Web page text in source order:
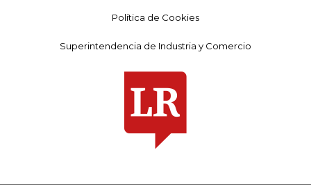
Política de Cookies
Superintendencia de Industria y Comercio